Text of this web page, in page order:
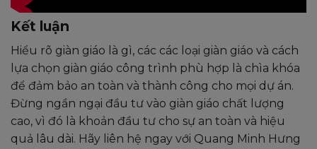
Kết luận
Hiểu rõ giàn giáo là gì, các các loại giàn giáo và cách
lựa chọn giàn giáo công trình phù hợp là chìa khóa
để đảm bảo an toàn và thành công cho mọi dự án.
Đừng ngần ngại đầu tư vào giàn giáo chất lượng
cao, vì đó là khoản đầu tư cho sự an toàn và hiệu
quả lâu dài. Hãy liên hệ ngay với Quang Minh Hưng